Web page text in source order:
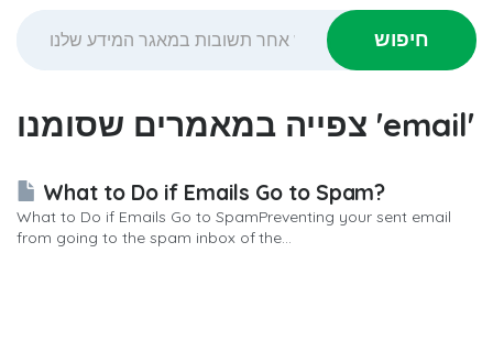
צפייה במאמרים שסומנו 'email'
What to Do if Emails Go to Spam?
What to Do if Emails Go to SpamPreventing your sent email
from going to the spam inbox of the...